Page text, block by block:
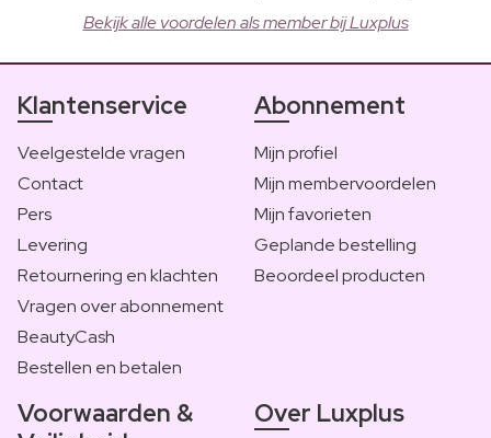
Bekijk alle voordelen als member bij Luxplus
Klantenservice
Veelgestelde vragen
Contact
Pers
Levering
Retournering en klachten
Vragen over abonnement
BeautyCash
Bestellen en betalen
Abonnement
Mijn profiel
Mijn membervoordelen
Mijn favorieten
Geplande bestelling
Beoordeel producten
Voorwaarden &
Over Luxplus